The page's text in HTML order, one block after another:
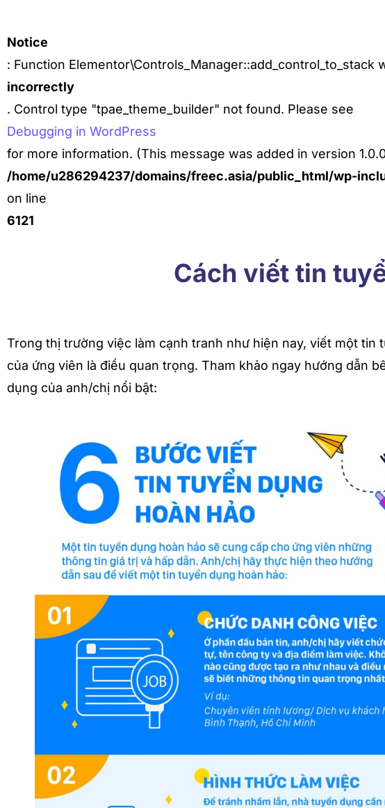
Notice
: Function Elementor\Controls_Manager::add_control_to_stack
incorrectly
. Control type "tpae_theme_builder" not found. Please see
Debugging in WordPress
for more information. (This message was added in version
/home/u286294237/domains/freec.asia/public_html/wp-
on line
6121
Cách viết tin
Trong thị trường việc làm cạnh tranh như hiện nay, viết một tin
của ứng viên là điều quan trọng. Tham khảo ngay hướng dẫn
dụng của anh/chị nổi bật: